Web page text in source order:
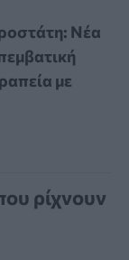
Νέα
με
ρίχνουν